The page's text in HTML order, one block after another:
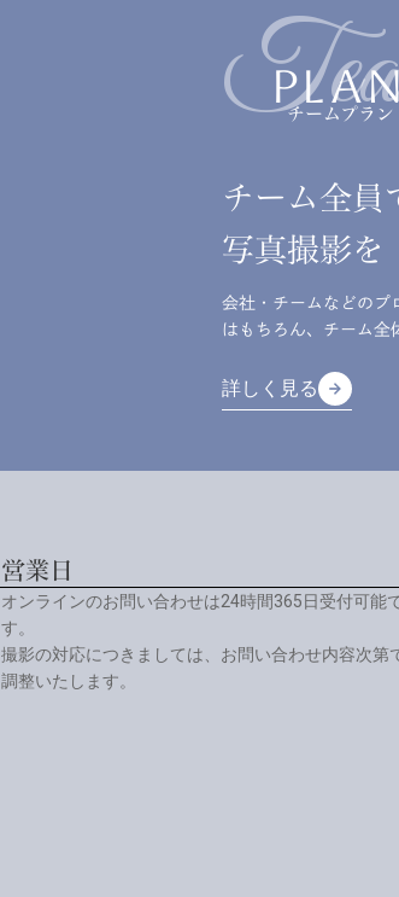
チームプラン
チーム全員
写真撮影を
会社・チームなどのプ
はもちろん、チーム全
詳しく見る
詳しく見る
arrow_forward
arrow_forward
営業日
オンラインのお問い合わせは24時間365日受付可能
す。
撮影の対応につきましては、お問い合わせ内容次第
調整いたします。